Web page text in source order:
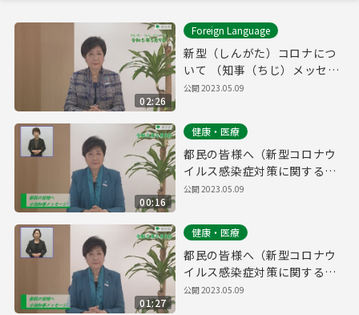
02:26
Foreign Language
新型（しんがた）コロナにつ
いて （知事（ちじ）メッセー
ジ 令和（れいわ）5年（ね
「やさしいにほんご」）
公開 2023.05.09
00:16
健康・医療
都民の皆様へ（新型コロナウ
イルス感染症対策に関する知
事メッセージ 15秒手話付き
公開 2023.05.09
01:27
健康・医療
都民の皆様へ（新型コロナウ
イルス感染症対策に関する知
事メッセージ 手話付き 令和5
公開 2023.05.09